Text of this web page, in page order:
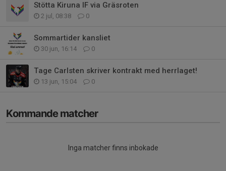
Stötta Kiruna IF via Gräsroten
2 jul, 08:38 0
Sommartider kansliet
30 jun, 16:14 0
Tage Carlsten skriver kontrakt med herrlaget!
13 jun, 15:04 0
Kommande matcher
Inga matcher finns inbokade